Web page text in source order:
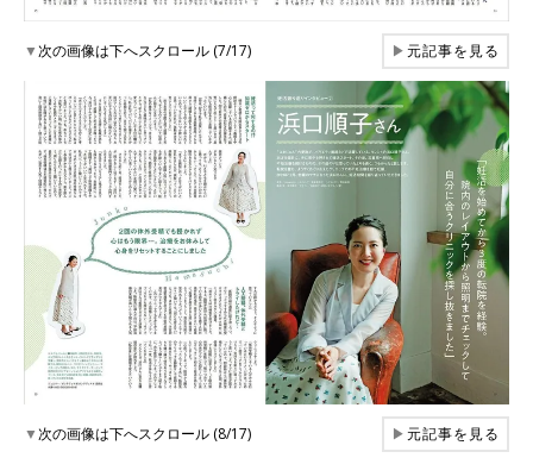
▼次の画像は下へスクロール (7/17) ▶元記事を見る
▼次の画像は下へスクロール (8/17) ▶元記事を見る